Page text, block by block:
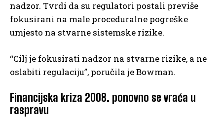
nadzor. Tvrdi da su regulatori postali previše
fokusirani na male proceduralne pogreške
umjesto na stvarne sistemske rizike.
“Cilj je fokusirati nadzor na stvarne rizike, a ne
oslabiti regulaciju”, poručila je Bowman.
Financijska kriza 2008. ponovno se vraća u
raspravu